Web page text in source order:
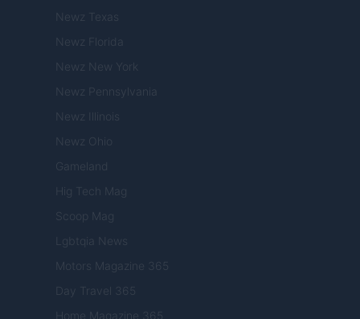
Newz Texas
Newz Florida
Newz New York
Newz Pennsylvania
Newz Illinois
Newz Ohio
Gameland
Hig Tech Mag
Scoop Mag
Lgbtqia News
Motors Magazine 365
Day Travel 365
Home Magazine 365